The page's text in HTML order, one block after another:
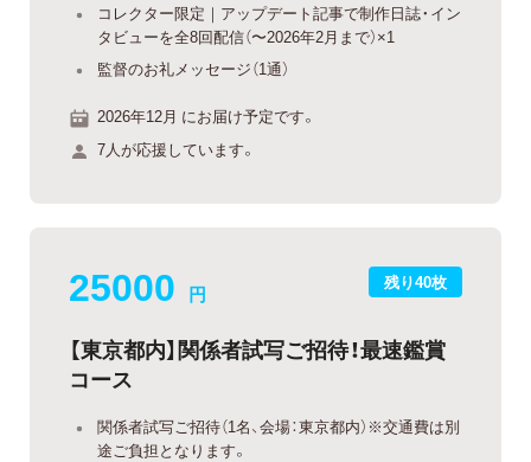
コレクター限定｜アップデート記事で制作日誌・イン
タビューを全8回配信（〜2026年2月まで）×1
監督のお礼メッセージ（1通）
2026年12月 にお届け予定です。
7人が応援しています。
残り40枚
25000 円
【東京都内】関係者試写ご招待！最速鑑賞
コース
関係者試写ご招待（1名、会場：東京都内）※交通費は別
途ご負担となります。